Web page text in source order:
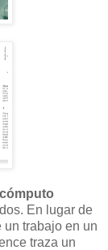
En lugar de
trabajo en un
traza un